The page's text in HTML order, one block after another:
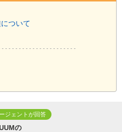
ついて
ジェントが回答
の